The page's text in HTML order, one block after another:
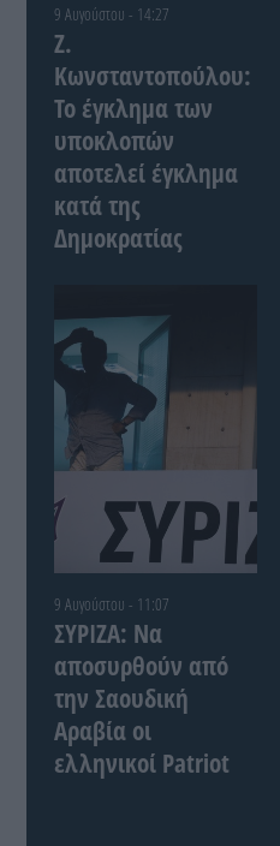
9 Αυγούστου - 14:27
Ζ.
Κωνσταντοπούλου:
Το έγκλημα των
υποκλοπών
αποτελεί έγκλημα
κατά της
Δημοκρατίας
9 Αυγούστου - 11:07
ΣΥΡΙΖΑ: Να
αποσυρθούν από
την Σαουδική
Αραβία οι
ελληνικοί Patriot